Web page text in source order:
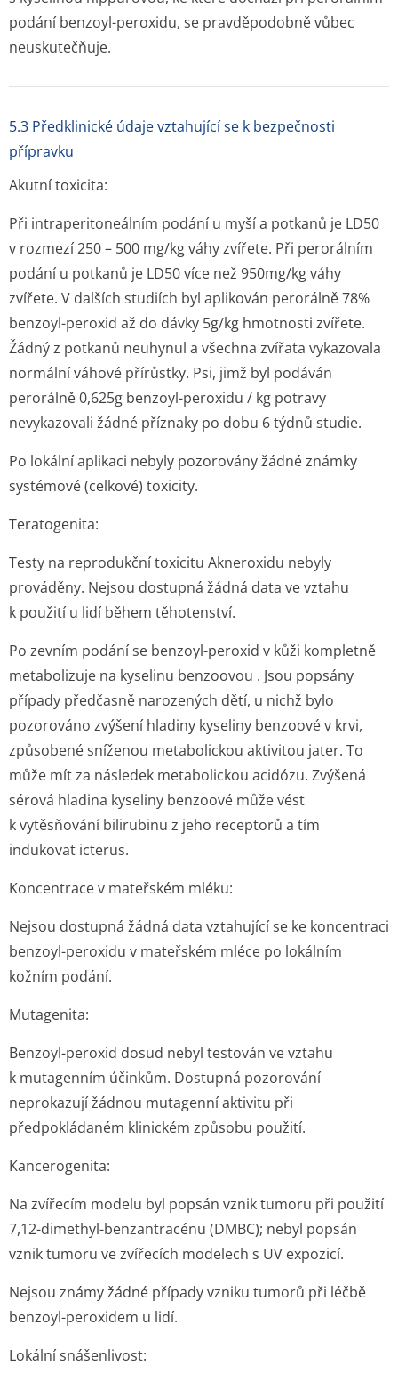
podání benzoyl-peroxidu, se pravděpodobně vůbec
neuskutečňuje.
5.3 Předklinické údaje vztahující se k bezpečnosti
přípravku
Akutní toxicita:
Při intraperitoneálním podání u myší a potkanů je LD50
v rozmezí 250 – 500 mg/kg váhy zvířete. Při perorálním
podání u potkanů je LD50 více než 950mg/kg váhy
zvířete. V dalších studiích byl aplikován perorálně 78%
benzoyl-peroxid až do dávky 5g/kg hmotnosti zvířete.
Žádný z potkanů neuhynul a všechna zvířata vykazovala
normální váhové přírůstky. Psi, jimž byl podáván
perorálně 0,625g benzoyl-peroxidu / kg potravy
nevykazovali žádné příznaky po dobu 6 týdnů studie.
Po lokální aplikaci nebyly pozorovány žádné známky
systémové (celkové) toxicity.
Teratogenita:
Testy na reprodukční toxicitu Akneroxidu nebyly
prováděny. Nejsou dostupná žádná data ve vztahu
k použití u lidí během těhotenství.
Po zevním podání se benzoyl-peroxid v kůži kompletně
metabolizuje na kyselinu benzoovou . Jsou popsány
případy předčasně narozených dětí, u nichž bylo
pozorováno zvýšení hladiny kyseliny benzoové v krvi,
způsobené sníženou metabolickou aktivitou jater. To
může mít za následek metabolickou acidózu. Zvýšená
sérová hladina kyseliny benzoové může vést
k vytěsňování bilirubinu z jeho receptorů a tím
indukovat icterus.
Koncentrace v mateřském mléku:
Nejsou dostupná žádná data vztahující se ke koncentraci
benzoyl-peroxidu v mateřském mléce po lokálním
kožním podání.
Mutagenita:
Benzoyl-peroxid dosud nebyl testován ve vztahu
k mutagenním účinkům. Dostupná pozorování
neprokazují žádnou mutagenní aktivitu při
předpokládaném klinickém způsobu použití.
Kancerogenita:
Na zvířecím modelu byl popsán vznik tumoru při použití
7,12-dimethyl-benzantracénu (DMBC); nebyl popsán
vznik tumoru ve zvířecích modelech s UV expozicí.
Nejsou známy žádné případy vzniku tumorů při léčbě
benzoyl-peroxidem u lidí.
Lokální snášenlivost: